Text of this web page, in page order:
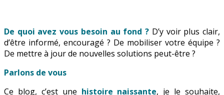
De quoi avez vous besoin au fond ? D’y voir plus clair,
d’être informé, encouragé ? De mobiliser votre équipe ?
De mettre à jour de nouvelles solutions peut-être ?
Parlons de vous
Ce blog, c’est une histoire naissante, je le souhaite,